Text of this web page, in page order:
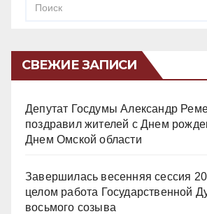
СВЕЖИЕ ЗАПИСИ
Депутат Госдумы Александр
поздравил жителей с Днем
Днем Омской области
Завершилась весенняя сессия
целом работа Государственной
восьмого созыва